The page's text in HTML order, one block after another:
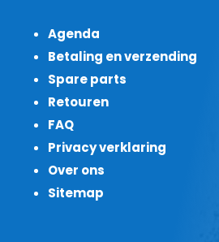
Agenda
Betaling en verzending
Spare parts
Retouren
FAQ
Privacy verklaring
Over ons
Sitemap